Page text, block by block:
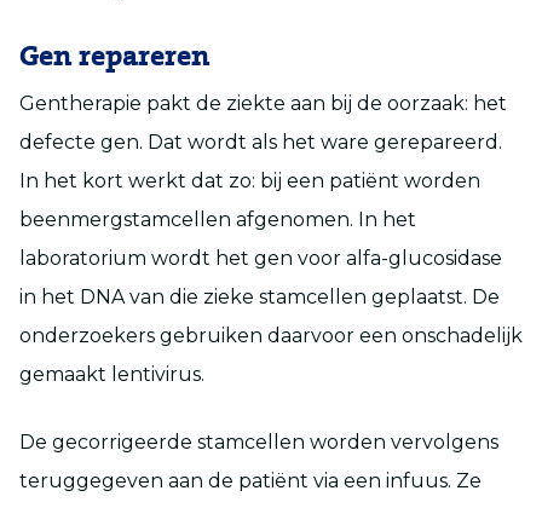
Gen repareren
Gentherapie pakt de ziekte aan bij de oorzaak: het
defecte gen. Dat wordt als het ware gerepareerd.
In het kort werkt dat zo: bij een patiënt worden
beenmergstamcellen afgenomen. In het
laboratorium wordt het gen voor alfa-glucosidase
in het DNA van die zieke stamcellen geplaatst. De
onderzoekers gebruiken daarvoor een onschadelijk
gemaakt lentivirus.
De gecorrigeerde stamcellen worden vervolgens
teruggegeven aan de patiënt via een infuus. Ze